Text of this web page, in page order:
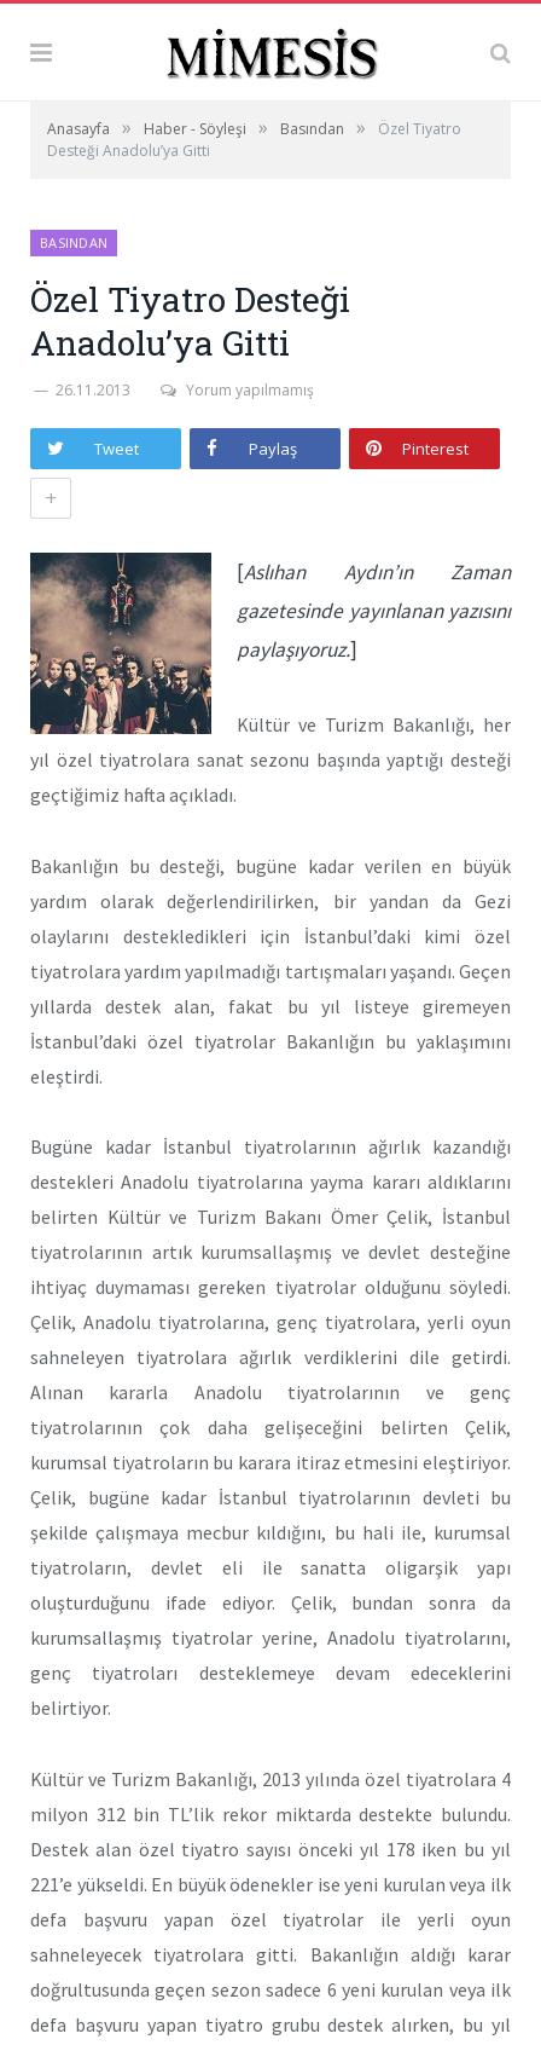
Anasayfa » Haber - Söyleşi » Basından »
Özel Tiyatro
Desteği Anadolu’ya Gitti
BASINDAN
Özel Tiyatro Desteği
Anadolu’ya Gitti
26.11.2013 Yorum yapılmamış
Tweet Paylaş Pinterest
+
[Aslıhan Aydın’ın Zaman
gazetesinde yayınlanan yazısını
paylaşıyoruz.]
Kültür ve Turizm Bakanlığı, her
yıl özel tiyatrolara sanat sezonu başında yaptığı desteği
geçtiğimiz hafta açıkladı.
Bakanlığın bu desteği, bugüne kadar verilen en büyük
yardım olarak değerlendirilirken, bir yandan da Gezi
olaylarını destekledikleri için İstanbul’daki kimi özel
tiyatrolara yardım yapılmadığı tartışmaları yaşandı. Geçen
yıllarda destek alan, fakat bu yıl listeye giremeyen
İstanbul’daki özel tiyatrolar Bakanlığın bu yaklaşımını
eleştirdi.
Bugüne kadar İstanbul tiyatrolarının ağırlık kazandığı
destekleri Anadolu tiyatrolarına yayma kararı aldıklarını
belirten Kültür ve Turizm Bakanı Ömer Çelik, İstanbul
tiyatrolarının artık kurumsallaşmış ve devlet desteğine
ihtiyaç duymaması gereken tiyatrolar olduğunu söyledi.
Çelik, Anadolu tiyatrolarına, genç tiyatrolara, yerli oyun
sahneleyen tiyatrolara ağırlık verdiklerini dile getirdi.
Alınan kararla Anadolu tiyatrolarının ve genç
tiyatrolarının çok daha gelişeceğini belirten Çelik,
kurumsal tiyatroların bu karara itiraz etmesini eleştiriyor.
Çelik, bugüne kadar İstanbul tiyatrolarının devleti bu
şekilde çalışmaya mecbur kıldığını, bu hali ile, kurumsal
tiyatroların, devlet eli ile sanatta oligarşik yapı
oluşturduğunu ifade ediyor. Çelik, bundan sonra da
kurumsallaşmış tiyatrolar yerine, Anadolu tiyatrolarını,
genç tiyatroları desteklemeye devam edeceklerini
belirtiyor.
Kültür ve Turizm Bakanlığı, 2013 yılında özel tiyatrolara 4
milyon 312 bin TL’lik rekor miktarda destekte bulundu.
Destek alan özel tiyatro sayısı önceki yıl 178 iken bu yıl
221’e yükseldi. En büyük ödenekler ise yeni kurulan veya ilk
defa başvuru yapan özel tiyatrolar ile yerli oyun
sahneleyecek tiyatrolara gitti. Bakanlığın aldığı karar
doğrultusunda geçen sezon sadece 6 yeni kurulan veya ilk
defa başvuru yapan tiyatro grubu destek alırken, bu yıl